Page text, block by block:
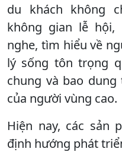
du khách không
không gian lễ
nghe, tìm hiểu về
lý sống tôn trọng
chung và bao
của người vùng cao.
Hiện nay, các sản
định hướng phát